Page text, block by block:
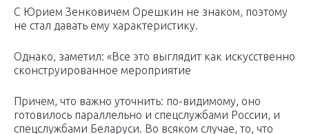
С Юрием Зенковичем Орешкин не знаком, поэтому
не стал давать ему характеристику.
Однако, заметил: «Все это выглядит как искусственно
сконструированное мероприятие
Причем, что важно уточнить: по-видимому, оно
готовилось параллельно и спецслужбами России, и
спецслужбами Беларуси. Во всяком случае, то, что